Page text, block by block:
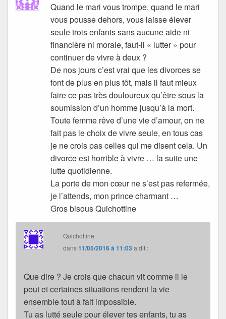
Quand le mari vous trompe, quand le mari
vous pousse dehors, vous laisse élever
seule trois enfants sans aucune aide ni
financière ni morale, faut-il « lutter » pour
continuer de vivre à deux ?
De nos jours c’est vrai que les divorces se
font de plus en plus tôt, mais il faut mieux
faire ce pas très douloureux qu’être sous la
soumission d’un homme jusqu’à la mort.
Toute femme rêve d’une vie d’amour, on ne
fait pas le choix de vivre seule, en tous cas
je ne crois pas celles qui me disent cela. Un
divorce est horrible à vivre … la suite une
lutte quotidienne.
La porte de mon cœur ne s’est pas refermée,
je l’attends, mon prince charmant …
Gros bisous Quichottine
Quichottine
dans11/05/2016 à 11:03 a dit :
Que dire ? Je crois que chacun vit comme il le
peut et certaines situations rendent la vie
ensemble tout à fait impossible.
Tu as lutté seule pour élever tes enfants, tu as